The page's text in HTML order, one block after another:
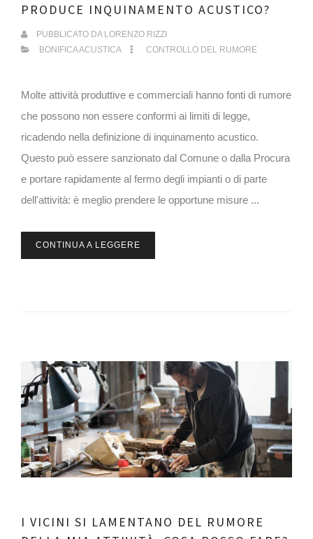
PRODUCE INQUINAMENTO ACUSTICO?
PUBBLICATO DA LORENZO RIZZI
BONIFICA ACUSTICA
CONTROLLO DEL RUMORE
Molte attività produttive e commerciali hanno fonti di rumore
che possono non essere conformi ai limiti di legge,
ricadendo nella definizione di inquinamento acustico.
Questo può essere sanzionato dal Comune o dalla Procura
e portare rapidamente al fermo degli impianti o di parte
dell'attività: è meglio prendere le opportune misure ...
CONTINUA A LEGGERE
I VICINI SI LAMENTANO DEL RUMORE